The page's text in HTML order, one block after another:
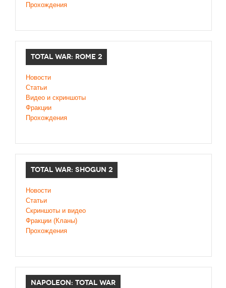
Прохождения
TOTAL WAR: ROME 2
Новости
Статьи
Видео и скриншоты
Фракции
Прохождения
TOTAL WAR: SHOGUN 2
Новости
Статьи
Cкриншоты и видео
Фракции (Кланы)
Прохождения
NAPOLEON: TOTAL WAR